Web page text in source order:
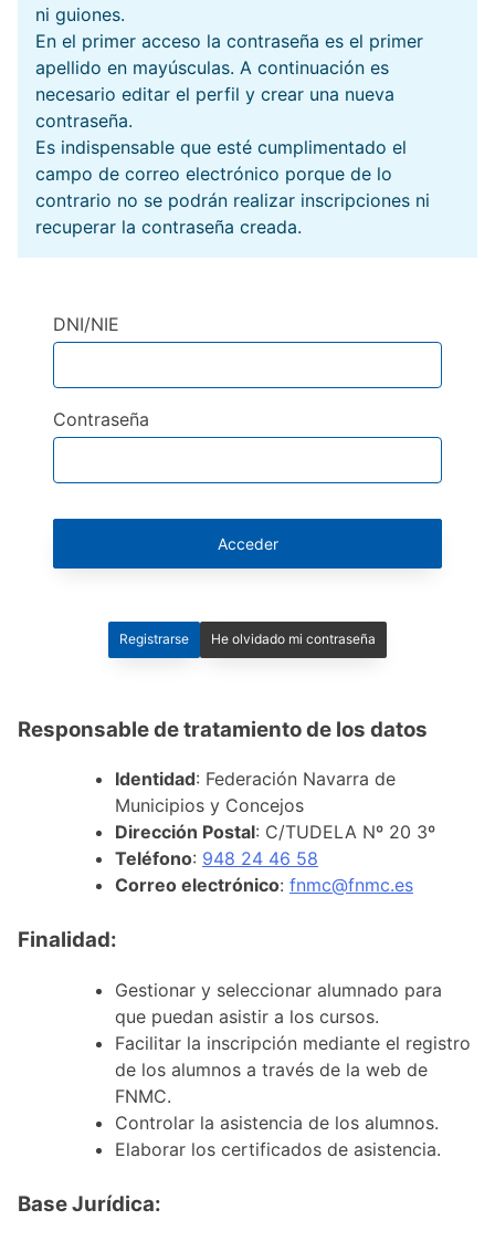
ni guiones.
En el primer acceso la contraseña es el primer
apellido en mayúsculas. A continuación es
necesario editar el perfil y crear una nueva
contraseña.
Es indispensable que esté cumplimentado el
campo de correo electrónico porque de lo
contrario no se podrán realizar inscripciones ni
recuperar la contraseña creada.
DNI/NIE
Contraseña
Acceder
Registrarse He olvidado mi contraseña
Responsable de tratamiento de los datos
Identidad: Federación Navarra de
Municipios y Concejos
Dirección Postal: C/TUDELA Nº 20 3º
Teléfono: 948 24 46 58
Correo electrónico: fnmc@fnmc.es
Finalidad:
Gestionar y seleccionar alumnado para
que puedan asistir a los cursos.
Facilitar la inscripción mediante el registro
de los alumnos a través de la web de
FNMC.
Controlar la asistencia de los alumnos.
Elaborar los certificados de asistencia.
Base Jurídica: